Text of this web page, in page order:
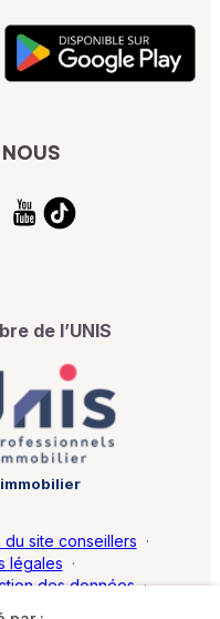
de l’UNIS
du site conseillers ·
légales ·
des données ·